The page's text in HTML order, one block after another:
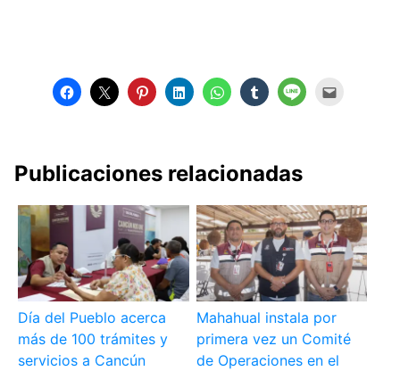
Publicaciones relacionadas
Día del Pueblo acerca
más de 100 trámites y
servicios a Cancún
Mahahual instala por
primera vez un Comité
de Operaciones en el